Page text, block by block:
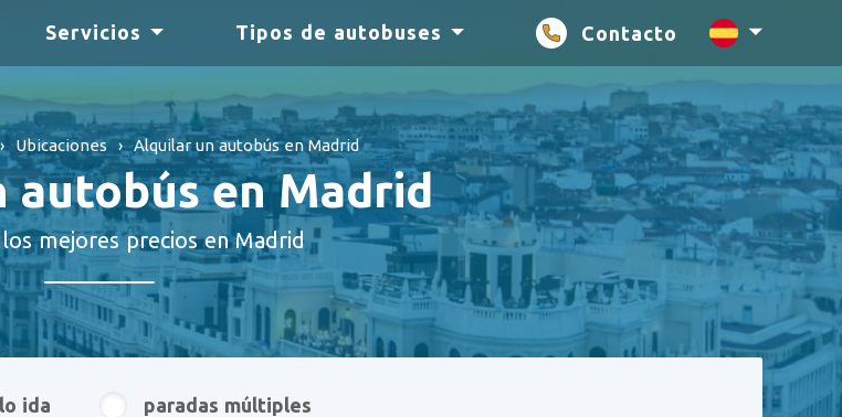
Servicios Tipos de autobuses Contacto es
› Ubicaciones › Alquilar un autobús en Madrid
autobús en Madrid
mejores precios en Madrid
ida paradas múltiples